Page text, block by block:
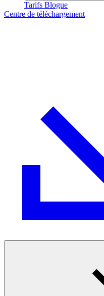
Tarifs Blogue
Centre de téléchargement